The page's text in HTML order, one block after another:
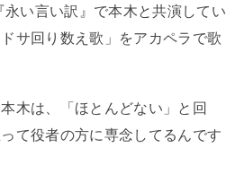
い言い訳』で本木と共演してい
サ回り数え歌」をアカペラで歌
木は、「ほとんどない」と回
て役者の方に専念してるんです